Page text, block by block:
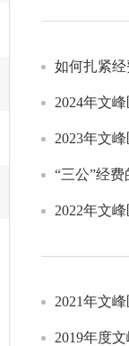
如何扎紧经
2024年文
2023年文
“三公”经费
2022年文
2021年文
2019年度